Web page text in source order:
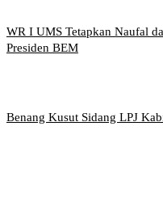
WR I UMS Tetapkan Naufal
Presiden BEM
Benang Kusut Sidang LPJ